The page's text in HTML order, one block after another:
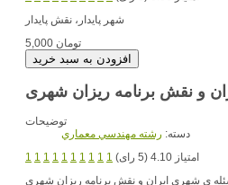
شهر پایدار، نقش پایدار
5,000 تومان
و نقش برنامه ریزان شهری
توضیحات
دسته: رشته مهندسي معماري
1 1 1 1 1 1 1 1 1 1
امتیاز 4.10 (5 رای)